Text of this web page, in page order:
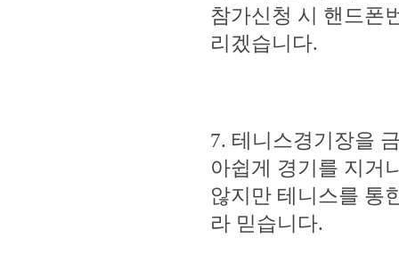
참가신청 시 핸드폰
리겠습니다.
7. 테니스경기장을
아쉽게 경기를 지거
않지만 테니스를 통
라 믿습니다.